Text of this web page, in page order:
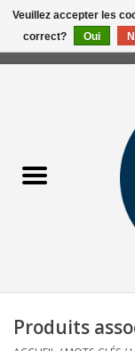
Liquidation/Clearance
Patins Usagés
Hockey
Produits
Veuillez accepter les
correct?
Oui